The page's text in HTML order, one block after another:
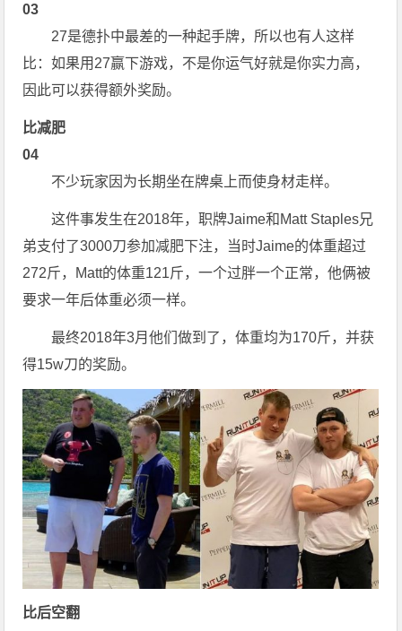
03
27是德扑中最差的一种起手牌，所以也有人这样
比：如果用27赢下游戏，不是你运气好就是你实力高，
因此可以获得额外奖励。
比减肥
04
不少玩家因为长期坐在牌桌上而使身材走样。
这件事发生在2018年，职牌Jaime和Matt Staples兄
弟支付了3000刀参加减肥下注，当时Jaime的体重超过
272斤，Matt的体重121斤，一个过胖一个正常，他俩被
要求一年后体重必须一样。
最终2018年3月他们做到了，体重均为170斤，并获
得15w刀的奖励。
比后空翻